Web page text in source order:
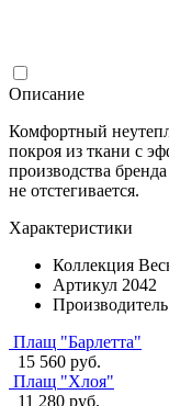
Описание
Комфортный
покроя из ткани с
производства
не отстегивается.
Характеристики
Коллекция
Артикул 2042
Производитель
Плащ "Барлетта"
15 560 руб.
Плащ "Хлоя"
11 280 руб.